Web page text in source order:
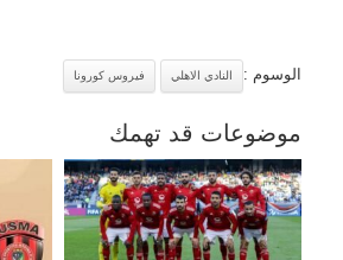
الوسوم : النادي الاهلي فيروس كورونا
موضوعات قد تهمك